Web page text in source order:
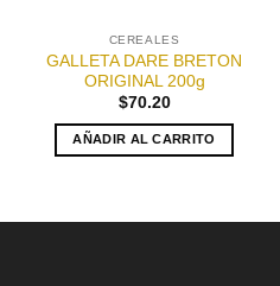
CEREALES
GALLETA DARE BRETON
ORIGINAL 200g
$70.20
AÑADIR AL CARRITO